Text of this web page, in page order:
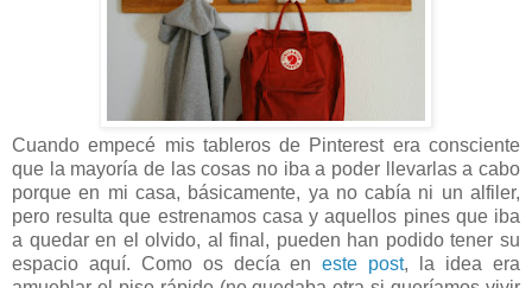
Cuando empecé mis tableros de Pinterest era consciente
que la mayoría de las cosas no iba a poder llevarlas a cabo
porque en mi casa, básicamente, ya no cabía ni un alfiler,
pero resulta que estrenamos casa y aquellos pines que iba
a quedar en el olvido, al final, pueden han podido tener su
espacio aquí. Como os decía eneste post, la idea era